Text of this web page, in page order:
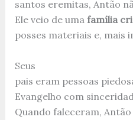
santos eremitas, Antão
Ele veio de uma família
posses materiais e, mais
Seus
pais eram pessoas
Evangelho com
Quando faleceram,